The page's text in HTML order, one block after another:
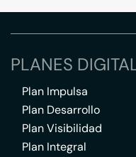
PLANES
Plan Impulsa
Plan Desarrollo
Plan Visibilidad
Plan Integral